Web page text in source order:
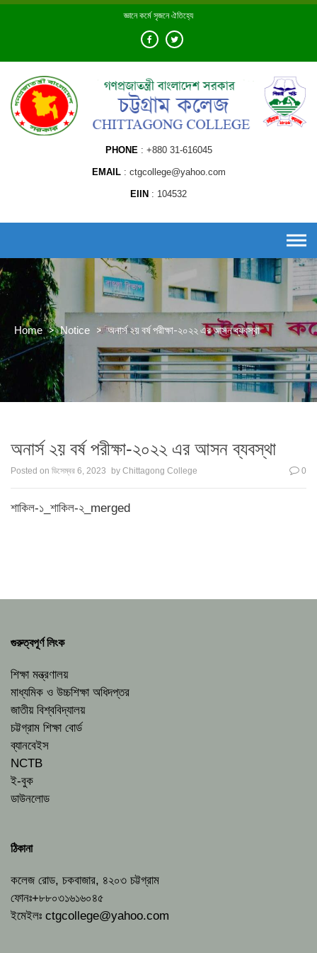
Skip
জ্ঞানে কর্মে সৃজনে ঐতিহ্যে
PHONE +880 31-616045
EMAIL ctgcollege@yahoo.com
EIIN 104532
Home > Notice > অনার্স ২য় বর্ষ পরীক্ষা-২০২২ এর আসন ব্যবস্থা
অনার্স ২য় বর্ষ পরীক্ষা-২০২২ এর আসন ব্যবস্থা
Posted on ডিসেম্বর 6, 2023 by Chittagong College 0
শাকিল-১_শাকিল-২_merged
গুরুত্বপূর্ণ লিংক
শিক্ষা মন্ত্রণালয়
মাধ্যমিক ও উচ্চশিক্ষা অধিদপ্তর
জাতীয় বিশ্ববিদ্যালয়
চট্টগ্রাম শিক্ষা বোর্ড
ব্যানবেইস
NCTB
ই-বুক
ডাউনলোড
ঠিকানা
কলেজ রোড, চকবাজার, ৪২০৩ চট্টগ্রাম
ফোনঃ+৮৮০৩১৬১৬০৪৫
ইমেইলঃ ctgcollege@yahoo.com